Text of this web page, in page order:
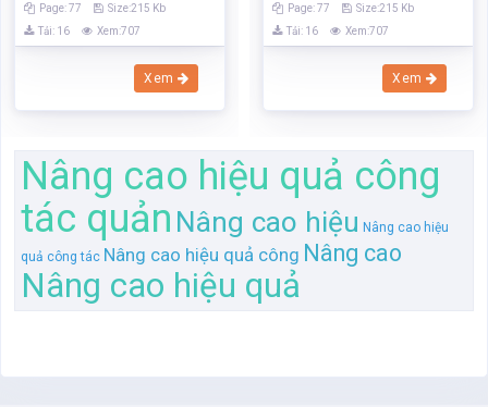
Page: 77
Size:215 Kb
Tải: 16
Xem:707
Xem
Page: 77
Size:215 Kb
Tải: 16
Xem:707
Xem
Nâng cao hiệu quả công
tác quản Nâng cao hiệu Nâng cao hiệu
quả công tác Nâng cao hiệu quả công Nâng cao
Nâng cao hiệu quả